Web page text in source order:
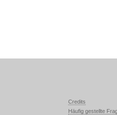
Credits
Häufig gestellte